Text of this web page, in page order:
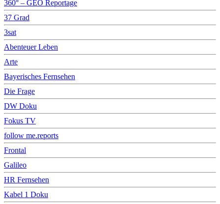
360° – GEO Reportage
37 Grad
3sat
Abenteuer Leben
Arte
Bayerisches Fernsehen
Die Frage
DW Doku
Fokus TV
follow me.reports
Frontal
Galileo
HR Fernsehen
Kabel 1 Doku